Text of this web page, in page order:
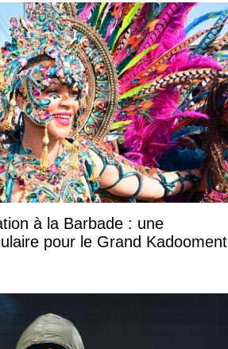
à la Barbade : une
pour le Grand Kadooment